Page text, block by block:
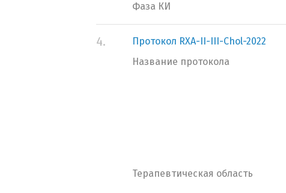
Фаза КИ
4.
Протокол RXA-II-III-Chol-2022
Название протокола
Терапевтическая область